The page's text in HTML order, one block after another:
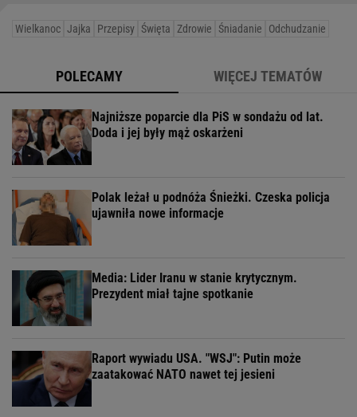
Wielkanoc Jajka Przepisy Święta Zdrowie Śniadanie Odchudzanie
POLECAMY WIĘCEJ TEMATÓW
Najniższe poparcie dla PiS w sondażu od lat.
Doda i jej były mąż oskarżeni
Polak leżał u podnóża Śnieżki. Czeska policja
ujawniła nowe informacje
Media: Lider Iranu w stanie krytycznym.
Prezydent miał tajne spotkanie
Raport wywiadu USA. "WSJ": Putin może
zaatakować NATO nawet tej jesieni